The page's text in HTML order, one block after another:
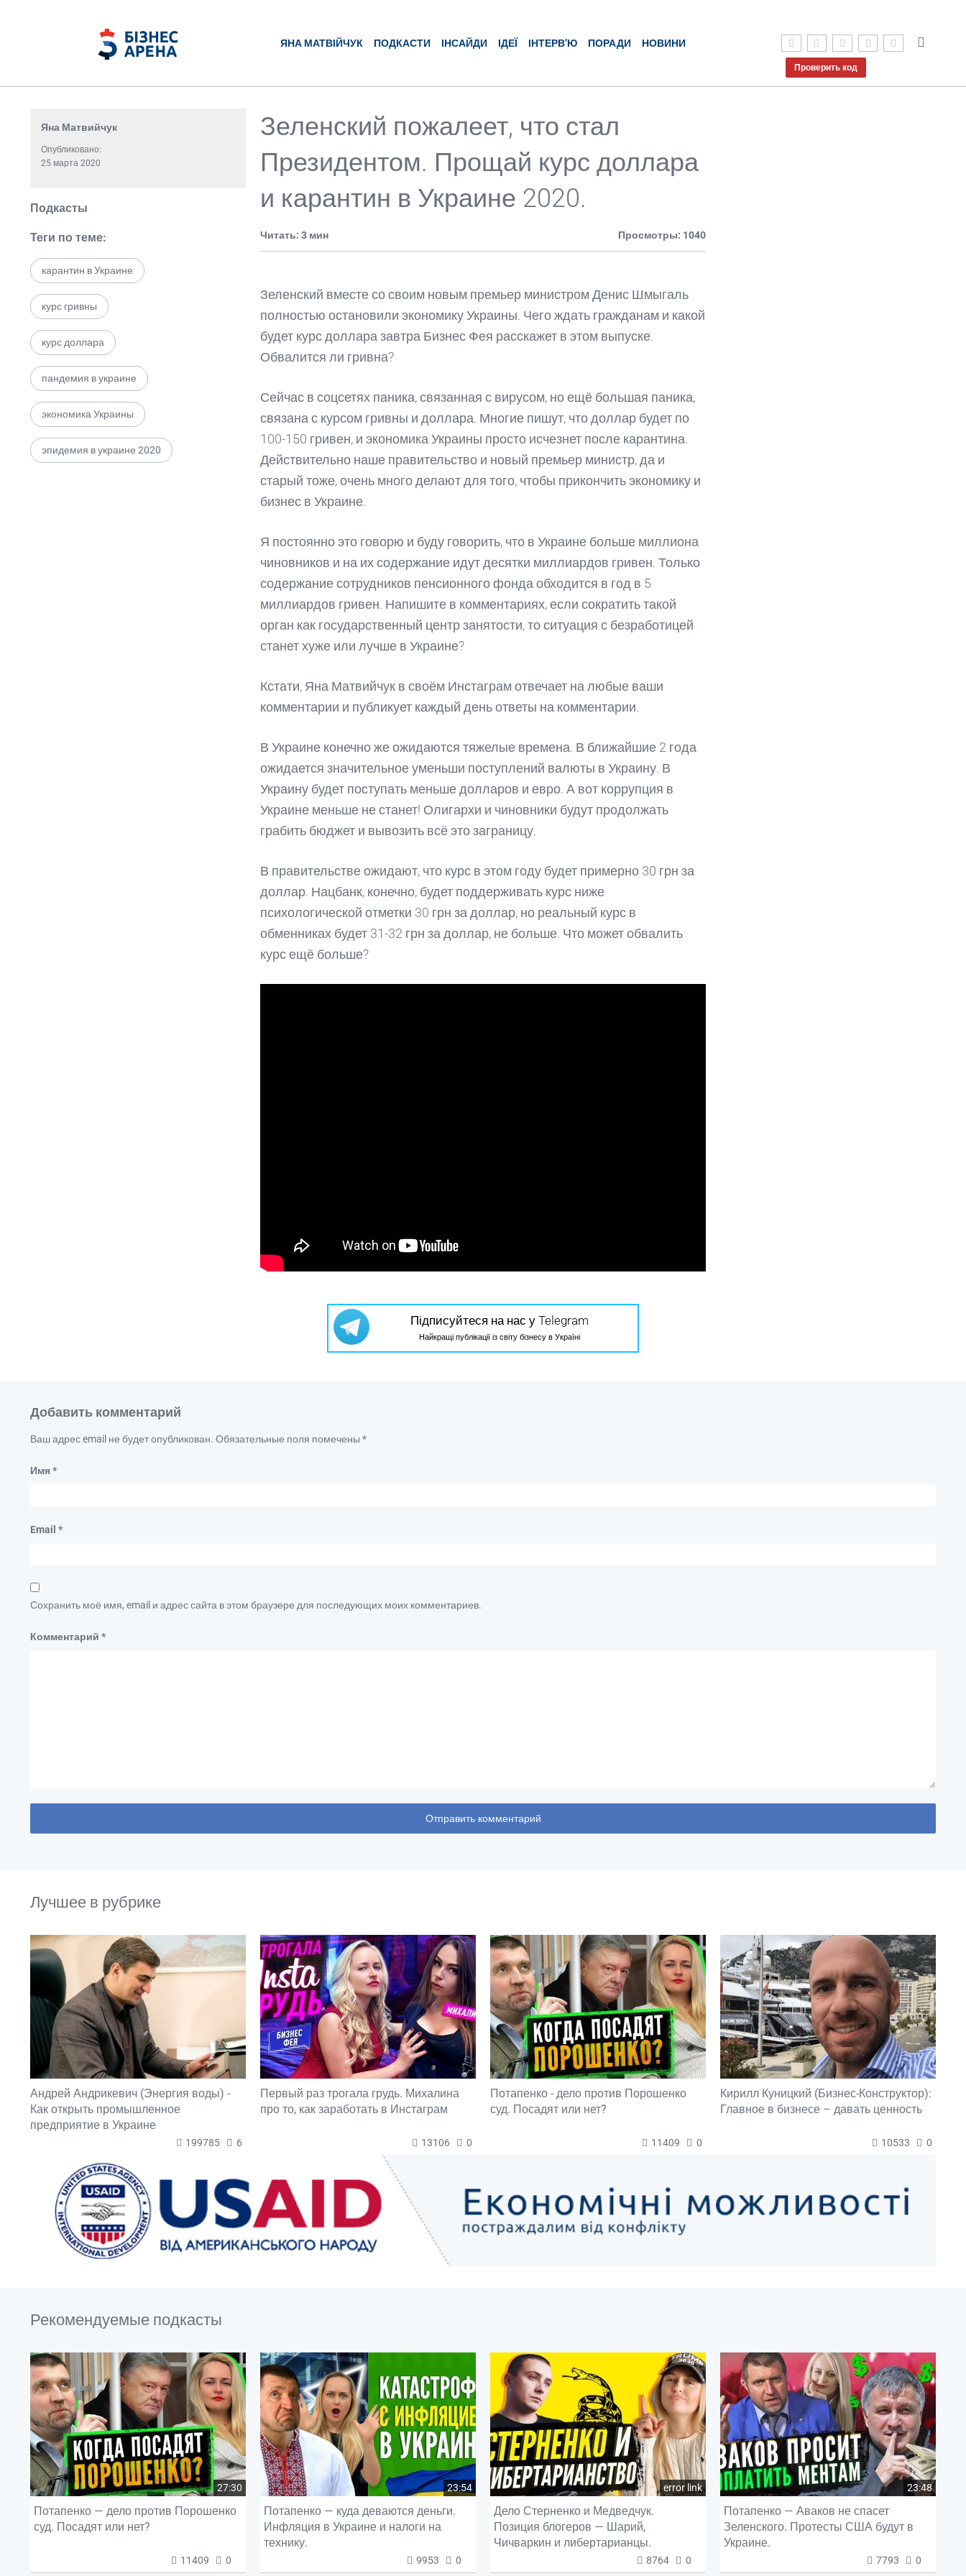
ЯНА МАТВІЙЧУК ПОДКАСТИ ІНСАЙДИ ІДЕЇ ІНТЕРВ’Ю ПОРАДИ НОВИНИ
Проверить код
Яна Матвийчук
Опубликовано:
25 марта 2020
Подкасты
Теги по теме:
карантин в Украине
курс гривны
курс доллара
пандемия в украине
экономика Украины
эпидемия в украине 2020
Зеленский пожалеет, что стал
Президентом. Прощай курс доллара
и карантин в Украине 2020.
Читать: 3 мин Просмотры: 1040
Зеленский вместе со своим новым премьер министром Денис Шмыгаль
полностью остановили экономику Украины. Чего ждать гражданам и какой
будет курс доллара завтра Бизнес Фея расскажет в этом выпуске.
Обвалится ли гривна?
Сейчас в соцсетях паника, связанная с вирусом, но ещё большая паника,
связана с курсом гривны и доллара. Многие пишут, что доллар будет по
100-150 гривен, и экономика Украины просто исчезнет после карантина.
Действительно наше правительство и новый премьер министр, да и
старый тоже, очень много делают для того, чтобы прикончить экономику и
бизнес в Украине.
Я постоянно это говорю и буду говорить, что в Украине больше миллиона
чиновников и на их содержание идут десятки миллиардов гривен. Только
содержание сотрудников пенсионного фонда обходится в год в 5
миллиардов гривен. Напишите в комментариях, если сократить такой
орган как государственный центр занятости, то ситуация с безработицей
станет хуже или лучше в Украине?
Кстати, Яна Матвийчук в своём Инстаграм отвечает на любые ваши
комментарии и публикует каждый день ответы на комментарии.
В Украине конечно же ожидаются тяжелые времена. В ближайшие 2 года
ожидается значительное уменьши поступлений валюты в Украину. В
Украину будет поступать меньше долларов и евро. А вот коррупция в
Украине меньше не станет! Олигархи и чиновники будут продолжать
грабить бюджет и вывозить всё это заграницу.
В правительстве ожидают, что курс в этом году будет примерно 30 грн за
доллар. Нацбанк, конечно, будет поддерживать курс ниже
психологической отметки 30 грн за доллар, но реальный курс в
обменниках будет 31-32 грн за доллар, не больше. Что может обвалить
курс ещё больше?
Підписуйтеся на нас у Telegram
Найкращі публікації із світу бізнесу в Україні
Добавить комментарий
Ваш адрес email не будет опубликован. Обязательные поля помечены *
Имя*
Email *
Сохранить моё имя, email и адрес сайта в этом браузере для последующих моих комментариев.
Комментарий *
Лучшее в рубрике
Андрей Андрикевич (Энергия воды) -
Как открыть промышленное
предприятие в Украине
199785 6
Первый раз трогала грудь. Михалина
про то, как заработать в Инстаграм
13106 0
Потапенко - дело против Порошенко
суд. Посадят или нет?
11409 0
Кирилл Куницкий (Бизнес-Конструктор):
Главное в бизнесе – давать ценность
10533 0
Рекомендуемые подкасты
27:30
Потапенко — дело против Порошенко
суд. Посадят или нет?
11409 0
23:54
Потапенко — куда деваются деньги.
Инфляция в Украине и налоги на
технику.
9953 0
error link
Дело Стерненко и Медведчук.
Позиция блогеров — Шарий,
Чичваркин и либертарианцы.
8764 0
23:48
Потапенко — Аваков не спасет
Зеленского. Протесты США будут в
Украине.
7793 0